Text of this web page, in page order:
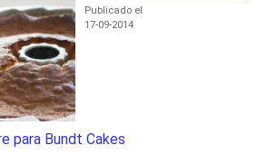
Publicado el
17-09-2014
para Bundt Cakes